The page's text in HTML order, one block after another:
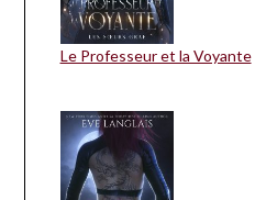
Le Professeur et la Voyante